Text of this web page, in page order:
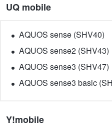
UQ mobile
AQUOS sense (SHV40)
AQUOS sense2 (SHV43)
AQUOS sense3 (SHV47)
AQUOS sense3 basic
Y!mobile